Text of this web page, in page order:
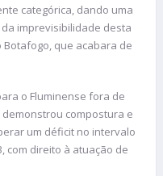
categórica, dando uma
imprevisibilidade desta
Botafogo, que acabara de
o Fluminense fora de
compostura e
um déficit no intervalo
com direito à atuação de